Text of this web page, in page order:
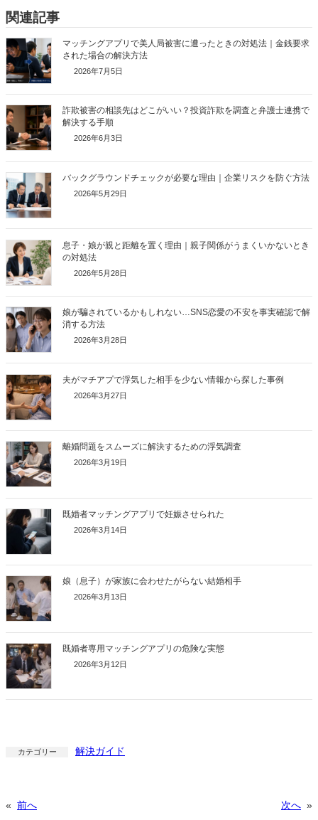
関連記事
マッチングアプリで美人局被害に遭ったときの対処法｜金銭要求
された場合の解決方法
2026年7月5日
詐欺被害の相談先はどこがいい？投資詐欺を調査と弁護士連携で
解決する手順
2026年6月3日
バックグラウンドチェックが必要な理由｜企業リスクを防ぐ方法
2026年5月29日
息子・娘が親と距離を置く理由｜親子関係がうまくいかないとき
の対処法
2026年5月28日
娘が騙されているかもしれない…SNS恋愛の不安を事実確認で解
消する方法
2026年3月28日
夫がマチアプで浮気した相手を少ない情報から探した事例
2026年3月27日
離婚問題をスムーズに解決するための浮気調査
2026年3月19日
既婚者マッチングアプリで妊娠させられた
2026年3月14日
娘（息子）が家族に会わせたがらない結婚相手
2026年3月13日
既婚者専用マッチングアプリの危険な実態
2026年3月12日
カテゴリー 解決ガイド
« 前へ 次へ »